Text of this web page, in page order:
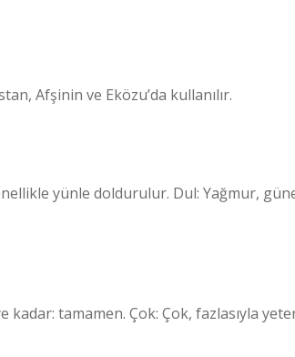
Afşinin ve Eközu’da kullanılır.
yünle doldurulur. Dul: Yağmur,
tamamen. Çok: Çok, fazlasıyla